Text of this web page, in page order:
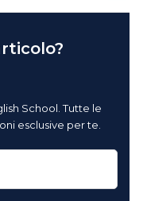
School. Tutte le
esclusive per te.